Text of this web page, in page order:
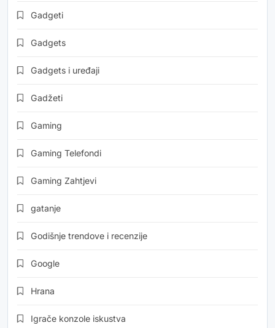
Gadgeti
Gadgets
Gadgets i uređaji
Gadžeti
Gaming
Gaming Telefondi
Gaming Zahtjevi
gatanje
Godišnje trendove i recenzije
Google
Hrana
Igrače konzole iskustva